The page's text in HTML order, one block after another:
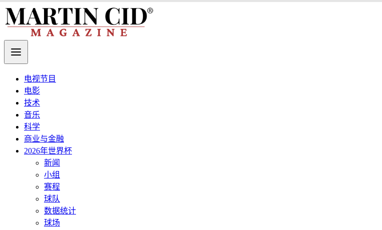
电视节目
电影
技术
音乐
科学
商业与金融
2026年世界杯
新闻
小组
赛程
球队
数据统计
球场